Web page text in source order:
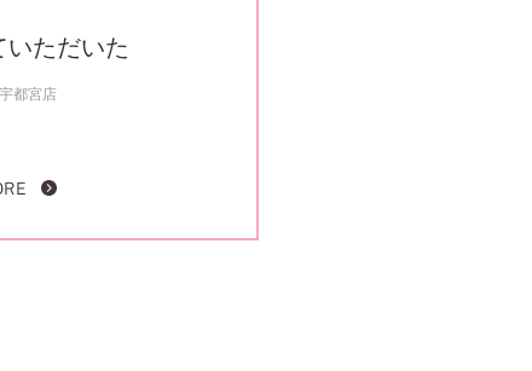
ただいた
宇都宮店